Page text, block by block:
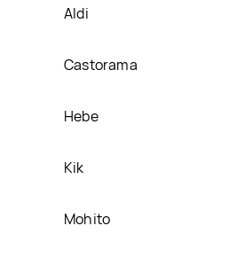
Aldi
Castorama
Hebe
Kik
Mohito